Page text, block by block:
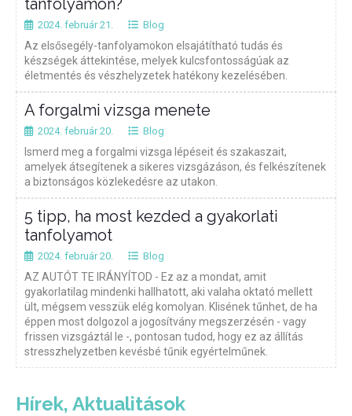
tanfolyamon?
2024. február 21. Blog
Az elsősegély-tanfolyamokon elsajátítható tudás és
készségek áttekintése, melyek kulcsfontosságúak az
életmentés és vészhelyzetek hatékony kezelésében.
A forgalmi vizsga menete
2024. február 20. Blog
Ismerd meg a forgalmi vizsga lépéseit és szakaszait,
amelyek átsegítenek a sikeres vizsgázáson, és felkészítenek
a biztonságos közlekedésre az utakon.
5 tipp, ha most kezded a gyakorlati
tanfolyamot
2024. február 20. Blog
AZ AUTÓT TE IRÁNYÍTOD - Ez az a mondat, amit
gyakorlatilag mindenki hallhatott, aki valaha oktató mellett
ült, mégsem vesszük elég komolyan. Klisének tűnhet, de ha
éppen most dolgozol a jogosítvány megszerzésén - vagy
frissen vizsgáztál le -, pontosan tudod, hogy ez az állítás
stresszhelyzetben kevésbé tűnik egyértelműnek.
Hírek, Aktualitások